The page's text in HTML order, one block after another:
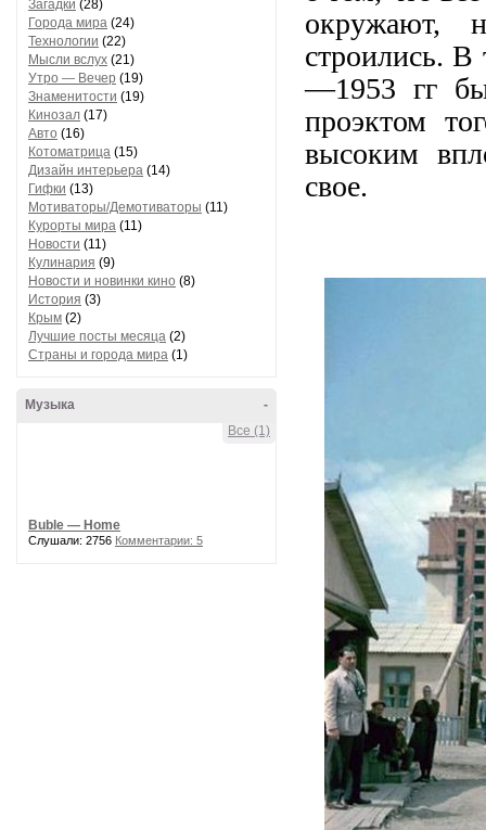
Загадки (28)
Города мира (24)
Технологии (22)
Мысли вслух (21)
Утро — Вечер (19)
Знаменитости (19)
Кинозал (17)
Авто (16)
Котоматрица (15)
Дизайн интерьера (14)
Гифки (13)
Мотиваторы/Демотиваторы (11)
Курорты мира (11)
Новости (11)
Кулинария (9)
Новости и новинки кино (8)
История (3)
Крым (2)
Лучшие посты месяца (2)
Страны и города мира (1)
-
Музыка
Все (1)
Buble — Home
Слушали: 2756 Комментарии: 5
окружают,
строились.
—1953 гг
проэктом
высоким
свое.